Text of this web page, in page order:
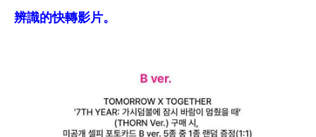
辨識的快轉影片。